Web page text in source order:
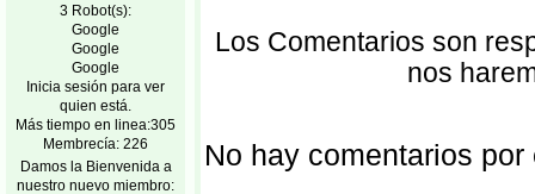
3 Robot(s):
Google
Google
Google
Inicia sesión para ver
quien está.
Más tiempo en linea:305
Membrecía: 226
Damos la Bienvenida a
nuestro nuevo miembro:
Los Comentarios son
nos
No hay comentarios por